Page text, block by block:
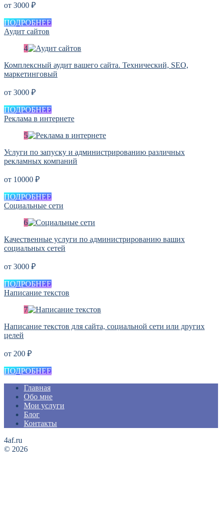
от 3000 ₽
ПОДРОБНЕЕ
Аудит сайтов
Комплексный аудит вашего сайта. Технический, SEO,
маркетинговый
от 3000 ₽
ПОДРОБНЕЕ
Реклама в интернете
Услуги по запуску и администрированию различных
рекламных компаний
от 10000 ₽
ПОДРОБНЕЕ
Социальные сети
Качественные услуги по администрированию ваших
социальных сетей
от 3000 ₽
ПОДРОБНЕЕ
Написание текстов
Написание текстов для сайта, социальной сети или других
целей
от 200 ₽
ПОДРОБНЕЕ
Главная
Обо мне
Мои услуги
Блог
Контакты
4af.ru
© 2026